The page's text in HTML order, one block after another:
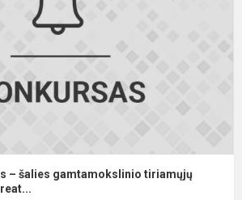
– šalies gamtamokslinio tiriamųjų